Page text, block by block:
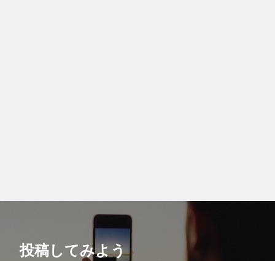
投稿してみよう